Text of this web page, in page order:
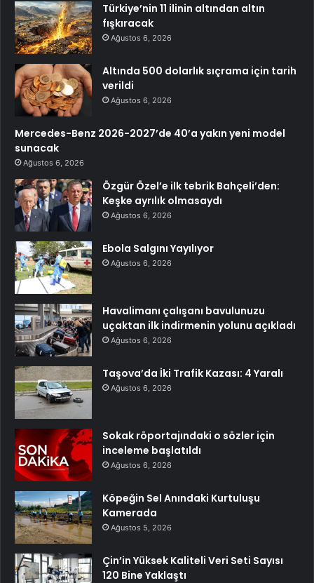
Türkiye’nin 11 ilinin altından altın
fışkıracak
Ağustos 6, 2026
Altında 500 dolarlık sıçrama için tarih
verildi
Ağustos 6, 2026
Mercedes-Benz 2026-2027’de 40’a yakın yeni model
sunacak
Ağustos 6, 2026
Özgür Özel’e ilk tebrik Bahçeli’den:
Keşke ayrılık olmasaydı
Ağustos 6, 2026
Ebola Salgını Yayılıyor
Ağustos 6, 2026
Havalimanı çalışanı bavulunuzu
uçaktan ilk indirmenin yolunu açıkladı
Ağustos 6, 2026
Taşova’da İki Trafik Kazası: 4 Yaralı
Ağustos 6, 2026
Sokak röportajındaki o sözler için
inceleme başlatıldı
Ağustos 6, 2026
Köpeğin Sel Anındaki Kurtuluşu
Kamerada
Ağustos 5, 2026
Çin’in Yüksek Kaliteli Veri Seti Sayısı
120 Bine Yaklaştı